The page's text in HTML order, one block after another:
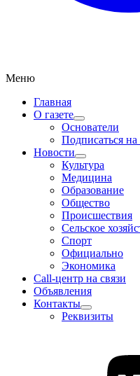
Меню
Главная
О газете
Основатели
Подписаться на
Новости
Культура
Медицина
Образование
Общество
Происшествия
Сельское
Спорт
Официально
Экономика
Call-центр на связи
Объявления
Контакты
Реквизиты